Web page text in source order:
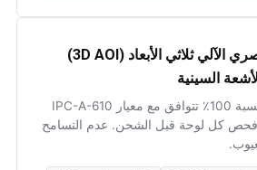
الفحص البصري الآلي ثلاثي الأبعاد (3D AOI)
السينية
تغطية آلية بنسبة 100٪ تتوافق مع معيار IPC-A-610
3. يتم فحص كل لوحة قبل الشحن. عدم التسامح